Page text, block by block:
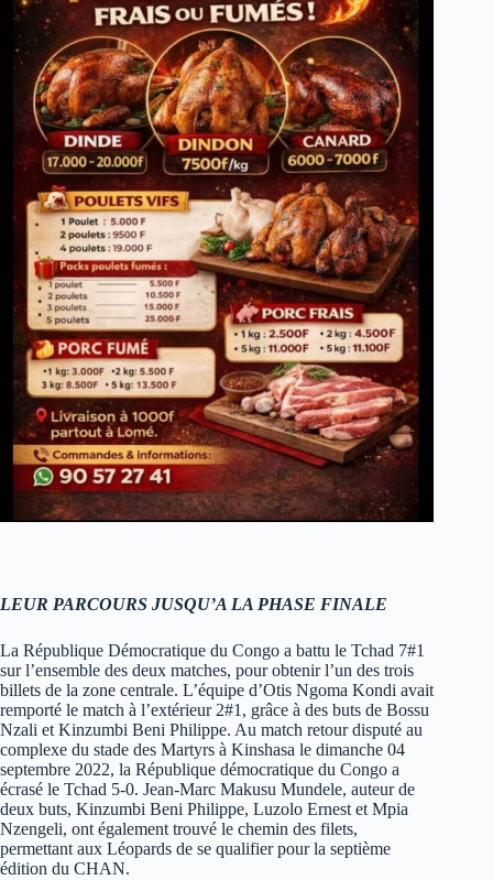
LEUR PARCOURS JUSQU’A LA PHASE FINALE
La République Démocratique du Congo a battu le Tchad 7#1
sur l’ensemble des deux matches, pour obtenir l’un des trois
billets de la zone centrale. L’équipe d’Otis Ngoma Kondi avait
remporté le match à l’extérieur 2#1, grâce à des buts de Bossu
Nzali et Kinzumbi Beni Philippe. Au match retour disputé au
complexe du stade des Martyrs à Kinshasa le dimanche 04
septembre 2022, la République démocratique du Congo a
écrasé le Tchad 5-0. Jean-Marc Makusu Mundele, auteur de
deux buts, Kinzumbi Beni Philippe, Luzolo Ernest et Mpia
Nzengeli, ont également trouvé le chemin des filets,
permettant aux Léopards de se qualifier pour la septième
édition du CHAN.